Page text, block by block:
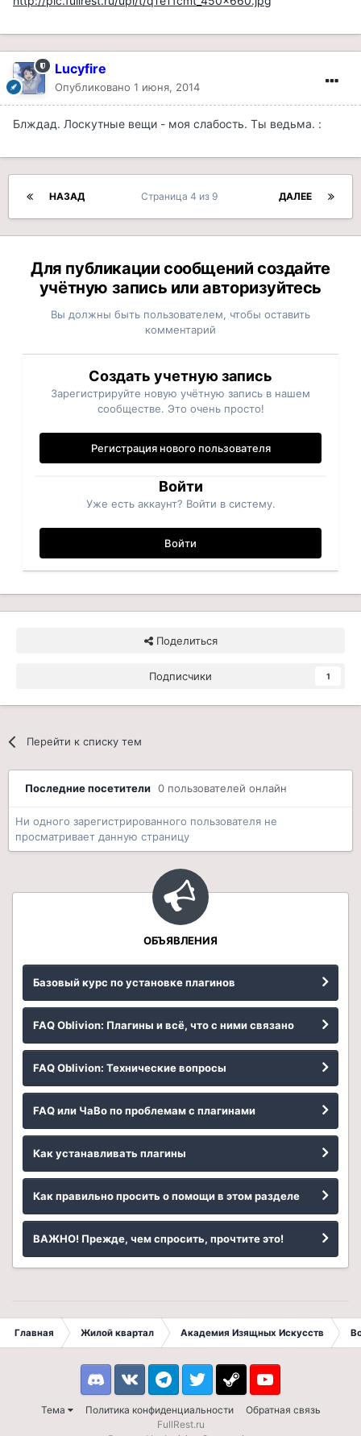
Lucyfire
Опубликовано 1 июня, 2014
Блждад. Лоскутные вещи - моя слабость. Ты ведьма. :
НАЗАД ДАЛЕЕ
Страница 4 из 9
Для публикации сообщений создайте
учётную запись или авторизуйтесь
Вы должны быть пользователем, чтобы оставить
комментарий
Создать учетную запись
Зарегистрируйте новую учётную запись в нашем
сообществе. Это очень просто!
Регистрация нового пользователя
Войти
Уже есть аккаунт? Войти в систему.
Войти
Поделиться
Подписчики 1
Перейти к списку тем
Последние посетители 0 пользователей онлайн
Ни одного зарегистрированного пользователя не
просматривает данную страницу
ОБЪЯВЛЕНИЯ
Базовый курс по установке плагинов
FAQ Oblivion: Плагины и всё, что с ними связано
FAQ Oblivion: Технические вопросы
FAQ или ЧаВо по проблемам с плагинами
Как устанавливать плагины
Как правильно просить о помощи в этом разделе
ВАЖНО! Прежде, чем спросить, прочтите это!
Главная Жилой квартал Академия Изящных Искусств
Тема Политика конфиденциальности Обратная связь
DiscordVK TelegramTwitter Steam Youtube
FullRest.ru